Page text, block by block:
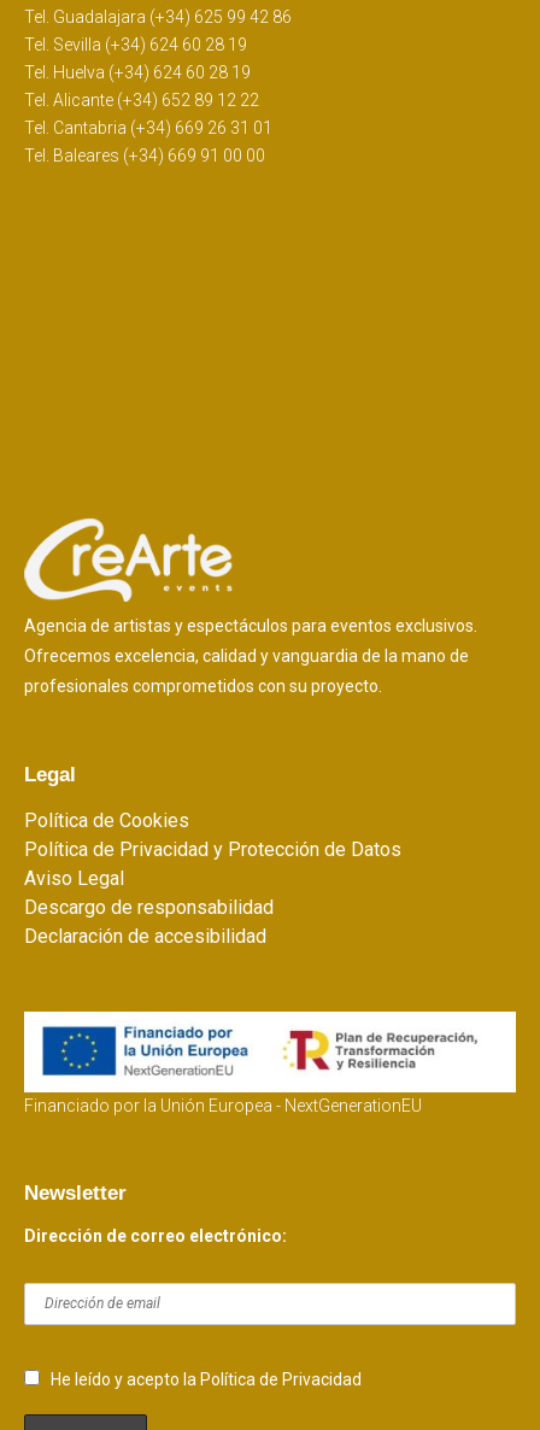
Tel. Guadalajara (+34) 625 99 42 86
Tel. Sevilla (+34) 624 60 28 19
Tel. Huelva (+34) 624 60 28 19
Tel. Alicante (+34) 652 89 12 22
Tel. Cantabria (+34) 669 26 31 01
Tel. Baleares (+34) 669 91 00 00
Agencia de artistas y espectáculos para eventos exclusivos.
Ofrecemos excelencia, calidad y vanguardia de la mano de
profesionales comprometidos con su proyecto.
Legal
Política de Cookies
Política de Privacidad y Protección de Datos
Aviso Legal
Descargo de responsabilidad
Declaración de accesibilidad
Financiado por la Unión Europea - NextGenerationEU
Newsletter
Dirección de correo electrónico:
He leído y acepto la Política de Privacidad